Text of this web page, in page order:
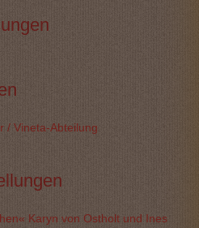
/ Vineta-Abteilung
Karyn von Ostholt und Ines